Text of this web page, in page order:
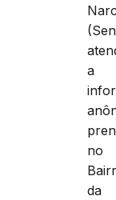
a
no
da